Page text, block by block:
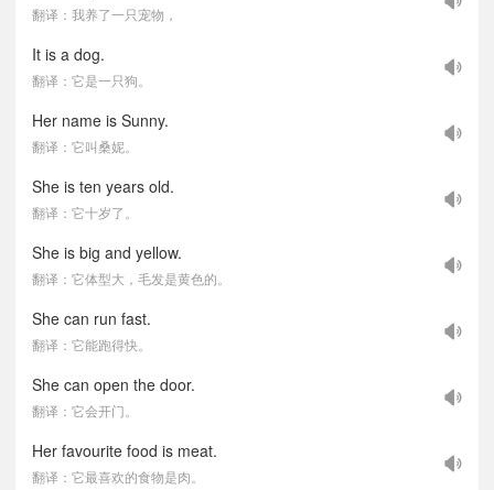
翻译：我养了一只宠物，
It is a dog.
翻译：它是一只狗。
Her name is Sunny.
翻译：它叫桑妮。
She is ten years old.
翻译：它十岁了。
She is big and yellow.
翻译：它体型大，毛发是黄色的。
She can run fast.
翻译：它能跑得快。
She can open the door.
翻译：它会开门。
Her favourite food is meat.
翻译：它最喜欢的食物是肉。